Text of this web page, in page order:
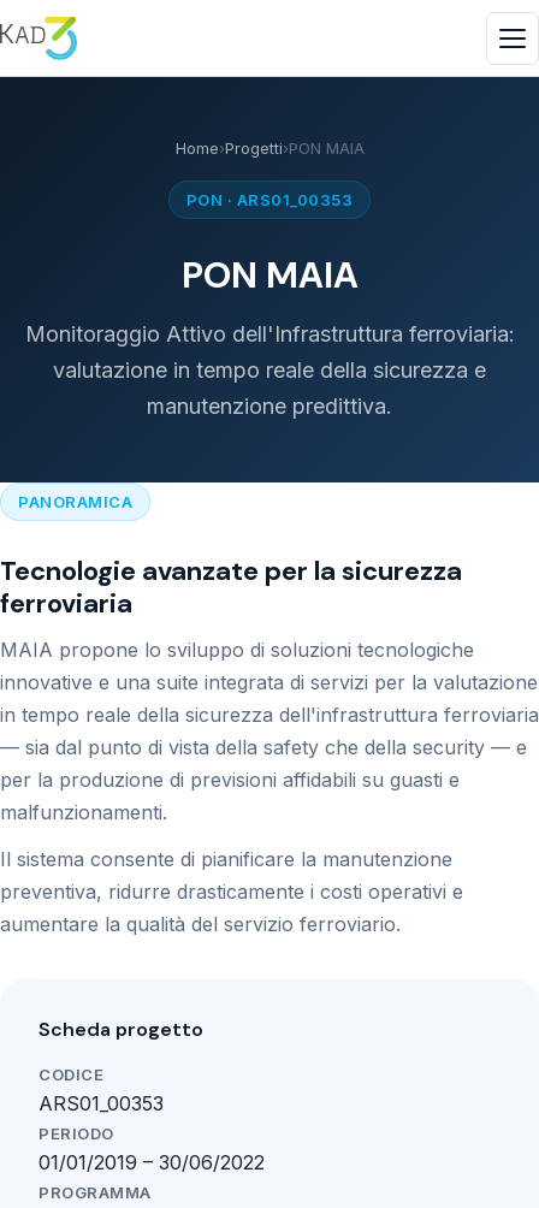
Home›Progetti›PON MAIA
PON · ARS01_00353
PON MAIA
Monitoraggio Attivo dell'Infrastruttura ferroviaria:
valutazione in tempo reale della sicurezza e
manutenzione predittiva.
PANORAMICA
Tecnologie avanzate per la sicurezza
ferroviaria
MAIA propone lo sviluppo di soluzioni tecnologiche
innovative e una suite integrata di servizi per la valutazione
in tempo reale della sicurezza dell'infrastruttura ferroviaria
— sia dal punto di vista della safety che della security — e
per la produzione di previsioni affidabili su guasti e
malfunzionamenti.
Il sistema consente di pianificare la manutenzione
preventiva, ridurre drasticamente i costi operativi e
aumentare la qualità del servizio ferroviario.
Scheda progetto
CODICE
ARS01_00353
PERIODO
01/01/2019 – 30/06/2022
PROGRAMMA